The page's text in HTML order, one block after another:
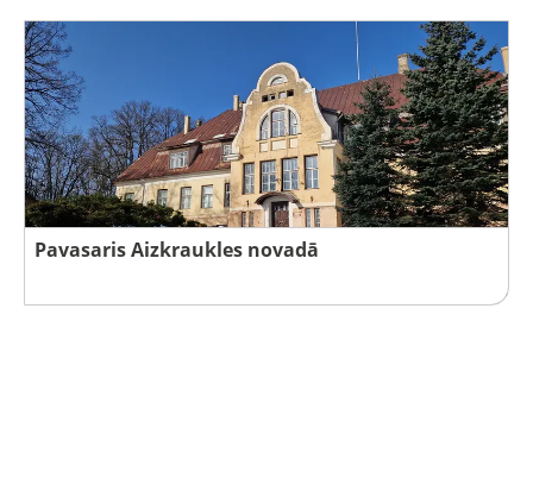
Pavasaris Aizkraukles novadā